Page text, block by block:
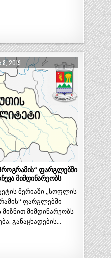
2019
ფარგლებში
მიმდინარეობს
მერიაში „სოფლის
ფარგლებში
მიმდინარეობს
განაცხადების…